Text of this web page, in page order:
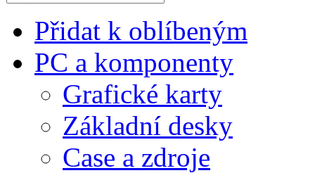
Přidat k oblíbeným
PC a komponenty
Grafické karty
Základní desky
Case a zdroje